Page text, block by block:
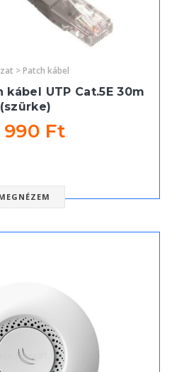
> Patch kábel
kábel UTP Cat.5E 30m
(szürke)
990 Ft